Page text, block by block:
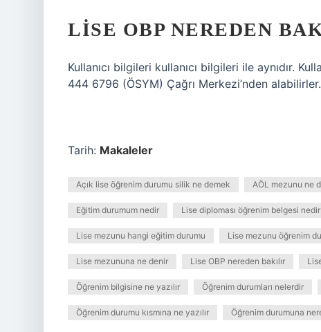
LISE OBP NEREDEN
Kullanıcı bilgileri kullanıcı bilgileri ile aynıdır.
444 6796 (ÖSYM) Çağrı Merkezi’nden alabilirler.
Tarih: Makaleler
Açık lise öğrenim durumu silik ne demek AÖL mezunu ne
Eğitim durumum nedir Lise diploması öğrenim belgesi nedir
Lise mezunu hangi eğitim durumu Lise mezunu öğrenim
Lise mezununa ne denir Lise OBP nereden bakılır
Öğrenim bilgisine ne yazılır Öğrenim durumları nelerdir
Öğrenim durumu kısmına ne yazılır Öğrenim durumuna